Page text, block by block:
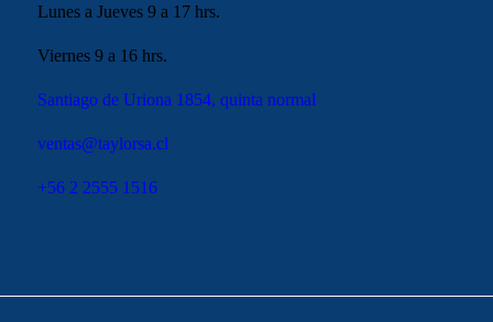
Lunes a Jueves 9 a 17 hrs.
Viernes 9 a 16 hrs.
Santiago de Uriona 1854, quinta normal
ventas@taylorsa.cl
+56 2 2555 1516